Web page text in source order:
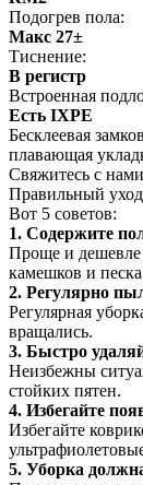
Подогрев пола:
Макс 27±
Тиснение:
В регистр
Встроенная
Есть IXPE
Бесклеевая
плавающая
Свяжитесь с
Правильный
Вот 5 советов:
1. Содержите
Проще и дешевле
камешков и
2. Регулярно
Регулярная
вращались.
3. Быстро
Неизбежны
стойких пятен.
4. Избегайте
Избегайте
5. Уборка